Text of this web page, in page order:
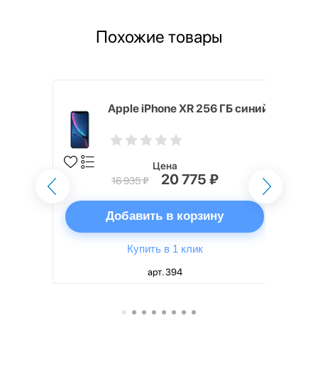
Похожие товары
Apple iPhone XR 256 ГБ синий
Цена
16 935 ₽
20 775 ₽
Добавить в корзину
Купить в 1 клик
арт. 394